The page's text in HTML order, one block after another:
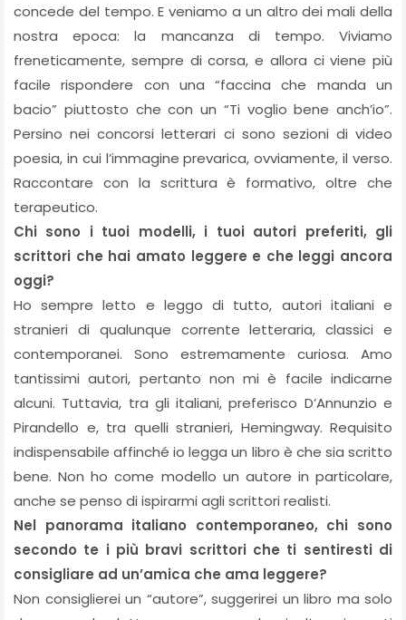
concede del tempo. E veniamo a un altro dei mali della
nostra epoca: la mancanza di tempo. Viviamo
freneticamente, sempre di corsa, e allora ci viene più
facile rispondere con una “faccina che manda un
bacio” piuttosto che con un “Ti voglio bene anch’io”.
Persino nei concorsi letterari ci sono sezioni di video
poesia, in cui l’immagine prevarica, ovviamente, il verso.
Raccontare con la scrittura è formativo, oltre che
terapeutico.
Chi sono i tuoi modelli, i tuoi autori preferiti, gli
scrittori che hai amato leggere e che leggi ancora
oggi?
Ho sempre letto e leggo di tutto, autori italiani e
stranieri di qualunque corrente letteraria, classici e
contemporanei. Sono estremamente curiosa. Amo
tantissimi autori, pertanto non mi è facile indicarne
alcuni. Tuttavia, tra gli italiani, preferisco D’Annunzio e
Pirandello e, tra quelli stranieri, Hemingway. Requisito
indispensabile affinché io legga un libro è che sia scritto
bene. Non ho come modello un autore in particolare,
anche se penso di ispirarmi agli scrittori realisti.
Nel panorama italiano contemporaneo, chi sono
secondo te i più bravi scrittori che ti sentiresti di
consigliare ad un’amica che ama leggere?
Non consiglierei un “autore”, suggerirei un libro ma solo